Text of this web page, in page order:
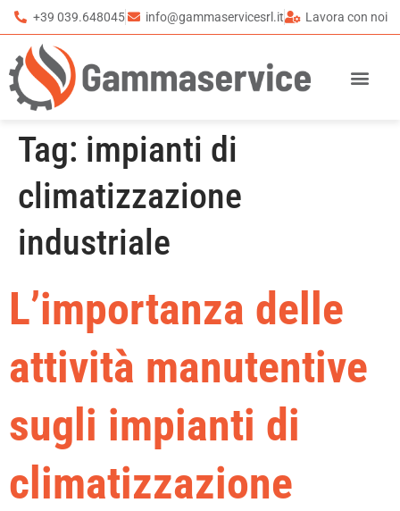
+39 039.648045 info@gammaservicesrl.it Lavora con noi
Tag: impianti di
climatizzazione
industriale
L’importanza delle
attività manutentive
sugli impianti di
climatizzazione